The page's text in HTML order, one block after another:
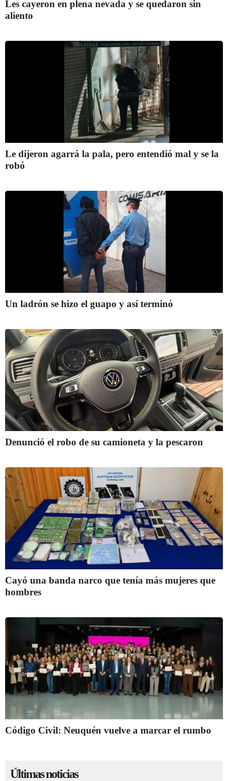
Les cayeron en plena nevada y se quedaron sin
aliento
Le dijeron agarrá la pala, pero entendió mal y se la
robó
Un ladrón se hizo el guapo y así terminó
Denunció el robo de su camioneta y la pescaron
Cayó una banda narco que tenía más mujeres que
hombres
Código Civil: Neuquén vuelve a marcar el rumbo
Últimas noticias